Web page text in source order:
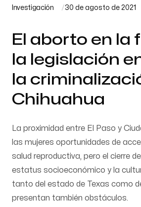
Investigación 30 de agosto de 2021
El aborto en la
la legislación
la
Chihuahua
La proximidad entre El Paso y
las mujeres oportunidades de
salud reproductiva, pero el cierre
estatus socioeconómico y la
tanto del estado de Texas como
presentan también obstáculos.